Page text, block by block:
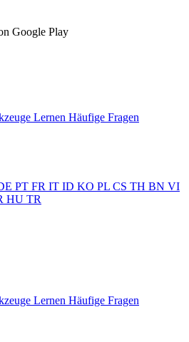
Google Play
Lernen Häufige Fragen
PT FR IT ID KO PL CS TH BN VI
HU TR
Lernen Häufige Fragen